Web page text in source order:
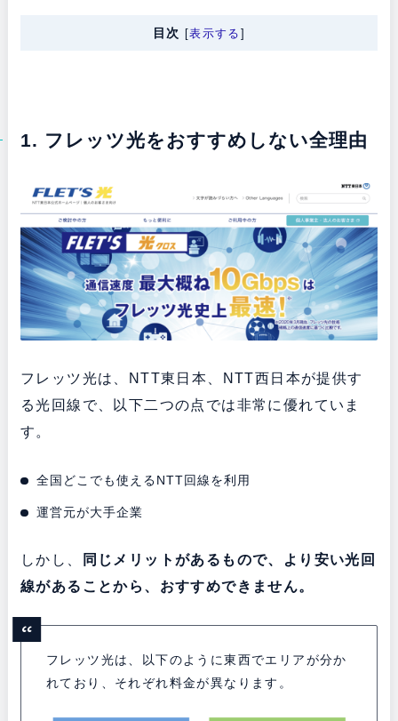
目次 [表示する
1. フレッツ光をおすすめしない全理由
フレッツ光は、NTT東日本、NTT西日本が提供す
る光回線で、以下二つの点では非常に優れていま
す。
全国どこでも使えるNTT回線を利用
運営元が大手企業
しかし、
同じメリットがあるもので、より安い光回
線があることから、おすすめできません。
フレッツ光は、以下のように東西でエリアが分か
れており、それぞれ料金が異なります。